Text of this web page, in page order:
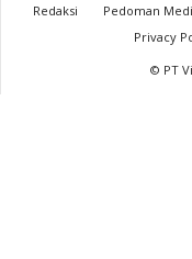
Redaksi Pedoman
Privacy
© PT